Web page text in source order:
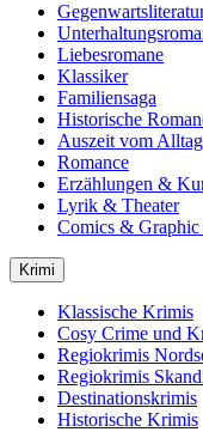
Liebesromane
Klassiker
Familiensaga
Historische
Auszeit vom Alltag
Romance
Erzählungen &
Lyrik & Theater
Comics &
Krimi
Klassische Krimis
Cosy Crime und
Regiokrimis
Regiokrimis
Destinationskrimis
Historische Krimis